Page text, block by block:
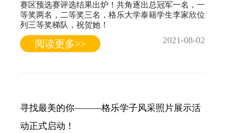
赛区预选赛评选结果出炉！共角逐出总冠军一名，一
等奖两名，二等奖三名，格乐大学泰籍学生李家欣位
列三等奖梯队，祝贺她！
阅读更多>> 2021-08-02
寻找最美的你———格乐学子风采照片展示活
动正式启动！